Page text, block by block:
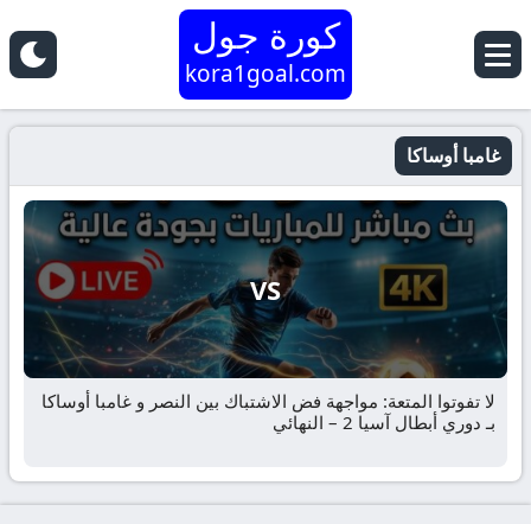
كورة جول
kora1goal.com
غامبا أوساكا
VS
لا تفوتوا المتعة: مواجهة فض الاشتباك بين النصر و غامبا أوساكا
بـ دوري أبطال آسيا 2 – النهائي